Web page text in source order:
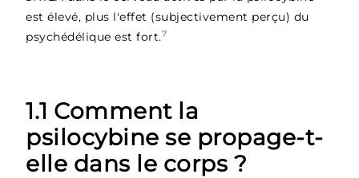
est élevé, plus l'effet (subjectivement perçu) du
psychédélique est fort.7
1.1 Comment la
psilocybine se propage-t-
elle dans le corps ?